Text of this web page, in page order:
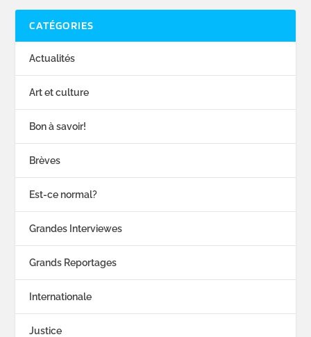
CATÉGORIES
Actualités
Art et culture
Bon à savoir!
Brèves
Est-ce normal?
Grandes Interviewes
Grands Reportages
Internationale
Justice